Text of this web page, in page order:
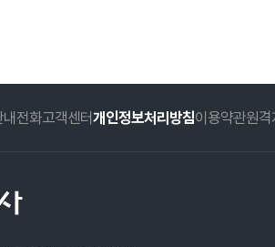
내전화고객센터개인정보처리방침이용약관원격